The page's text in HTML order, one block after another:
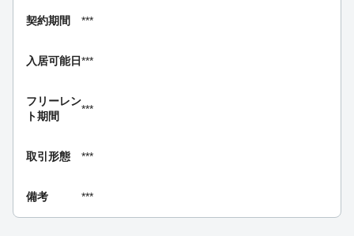
契約期間 ***
入居可能日***
フリーレン
ト期間
***
取引形態 ***
備考 ***